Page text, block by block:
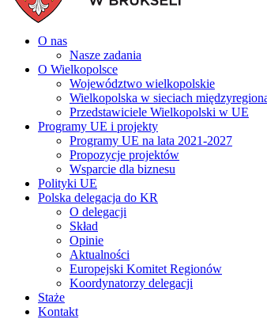
O nas
Nasze zadania
O Wielkopolsce
Województwo wielkopolskie
Wielkopolska w sieciach
Przedstawiciele Wielkopolski w UE
Programy UE i projekty
Programy UE na lata 2021-2027
Propozycje projektów
Wsparcie dla biznesu
Polityki UE
Polska delegacja do KR
O delegacji
Skład
Opinie
Aktualności
Europejski Komitet Regionów
Koordynatorzy delegacji
Staże
Kontakt